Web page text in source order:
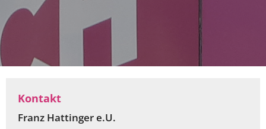
Kontakt
Franz Hattinger e.U.